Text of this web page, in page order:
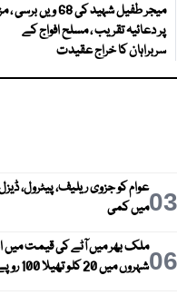
میجر طفیل شہید کی 68 ویں برسی
پر دعائیہ تقریب ، مسلح افواج کے
سربراہان کا خراج عقیدت
03عوام کو جزوی ریلیف، پیٹرول،
میں کمی
06ملک بھر میں آٹے کی قیمت میں
شہروں میں 20 کلو تھیلا 100 روپے تک مہنگا